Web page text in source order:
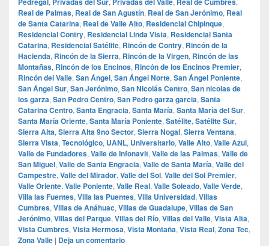
Real de Palmas, Real de San Agustín, Real de San Jerónimo, Real
de Santa Catarina, Real de Valle Alto, Residencial Chipinque,
Residencial Contry, Residencial Linda Vista, Residencial Santa
Catarina, Residencial Satélite, Rincón de Contry, Rincón de la
Hacienda, Rincón de la Sierra, Rincón de la Virgen, Rincón de las
Montañas, Rincón de los Encinos, Rincón de los Encinos Premier,
Rincón del Valle, San Ángel, San Ángel Norte, San Ángel Poniente,
San Ángel Sur, San Jerónimo, San Nicolás Centro, San nicolas de
los garza, San Pedro Centro, San Pedro garza garcia, Santa
Catarina Centro, Santa Engracia, Santa María, Santa María del Sur,
Santa María Oriente, Santa María Poniente, Satélite, Satélite Sur,
Sierra Alta, Sierra Alta 9no Sector, Sierra Nogal, Sierra Ventana,
Sierra Vista, Tecnológico, UANL, Universitario, Valle Alto, Valle Azul,
Valle de Fundadores, Valle de Infonavit, Valle de las Palmas, Valle de
San Miguel, Valle de Santa Engracia, Valle de Santa María, Valle del
Campestre, Valle del Mirador, Valle del Sol, Valle del Sol Premier,
Valle Oriente, Valle Poniente, Valle Real, Valle Soleado, Valle Verde,
Villa las Fuentes, Villa las Puentes, Villa Universidad, Villas
Cumbres, Villas de Anáhuac, Villas de Guadalupe, Villas de San
Jerónimo, Villas del Parque, Villas del Río, Villas del Valle, Vista Alta,
Vista Cumbres, Vista Hermosa, Vista Montaña, Vista Real, Zona Tec,
Zona Valle | Deja un comentario